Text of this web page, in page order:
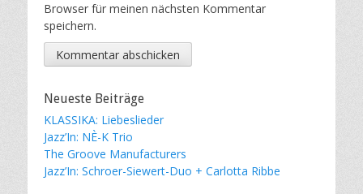
Browser für meinen nächsten Kommentar
speichern.
Neueste Beiträge
KLASSIKA: Liebeslieder
Jazz’In: NÈ-K Trio
The Groove Manufacturers
Jazz’In: Schroer-Siewert-Duo + Carlotta Ribbe